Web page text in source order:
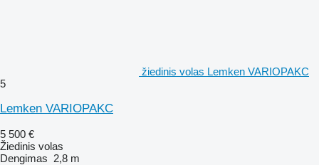
žiedinis volas Lemken VARIOPAKC
5
Lemken VARIOPAKC
5 500 €
Žiedinis volas
Dengimas 2,8 m